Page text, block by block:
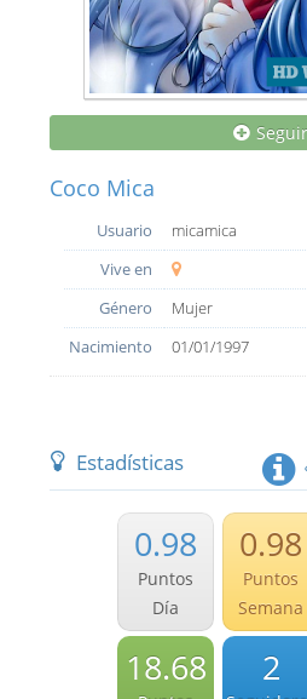
Seguir
Coco Mica
Usuario
micamica
Vive en
Género
Mujer
Nacimiento
01/01/1997
Estadísticas
0.98
Puntos
Día
0.98
Puntos
Semana
18.68 2